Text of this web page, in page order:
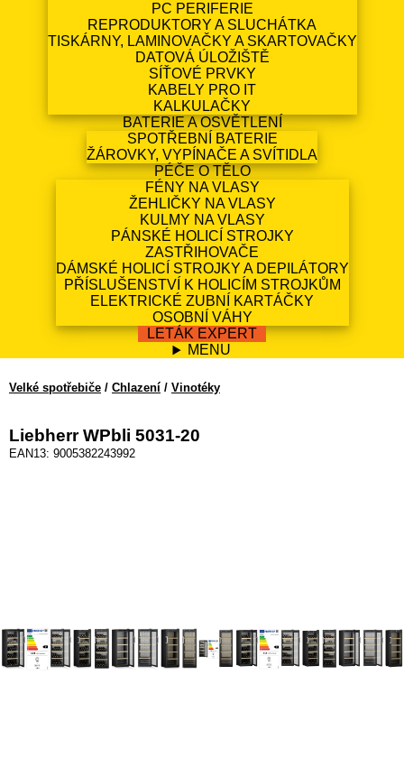
PC PERIFERIE
REPRODUKTORY A SLUCHÁTKA
TISKÁRNY, LAMINOVAČKY A SKARTOVAČKY
DATOVÁ ÚLOŽIŠTĚ
SÍŤOVÉ PRVKY
KABELY PRO IT
KALKULAČKY
BATERIE A OSVĚTLENÍ
SPOTŘEBNÍ BATERIE
ŽÁROVKY, VYPÍNAČE A SVÍTIDLA
PÉČE O TĚLO
FÉNY NA VLASY
ŽEHLIČKY NA VLASY
KULMY NA VLASY
PÁNSKÉ HOLICÍ STROJKY
ZASTŘIHOVAČE
DÁMSKÉ HOLICÍ STROJKY A DEPILÁTORY
PŘÍSLUŠENSTVÍ K HOLICÍM STROJKŮM
ELEKTRICKÉ ZUBNÍ KARTÁČKY
OSOBNÍ VÁHY
LETÁK EXPERT
MENU
Velké spotřebiče / Chlazení / Vinotéky
Liebherr WPbli 5031-20
EAN13: 9005382243992